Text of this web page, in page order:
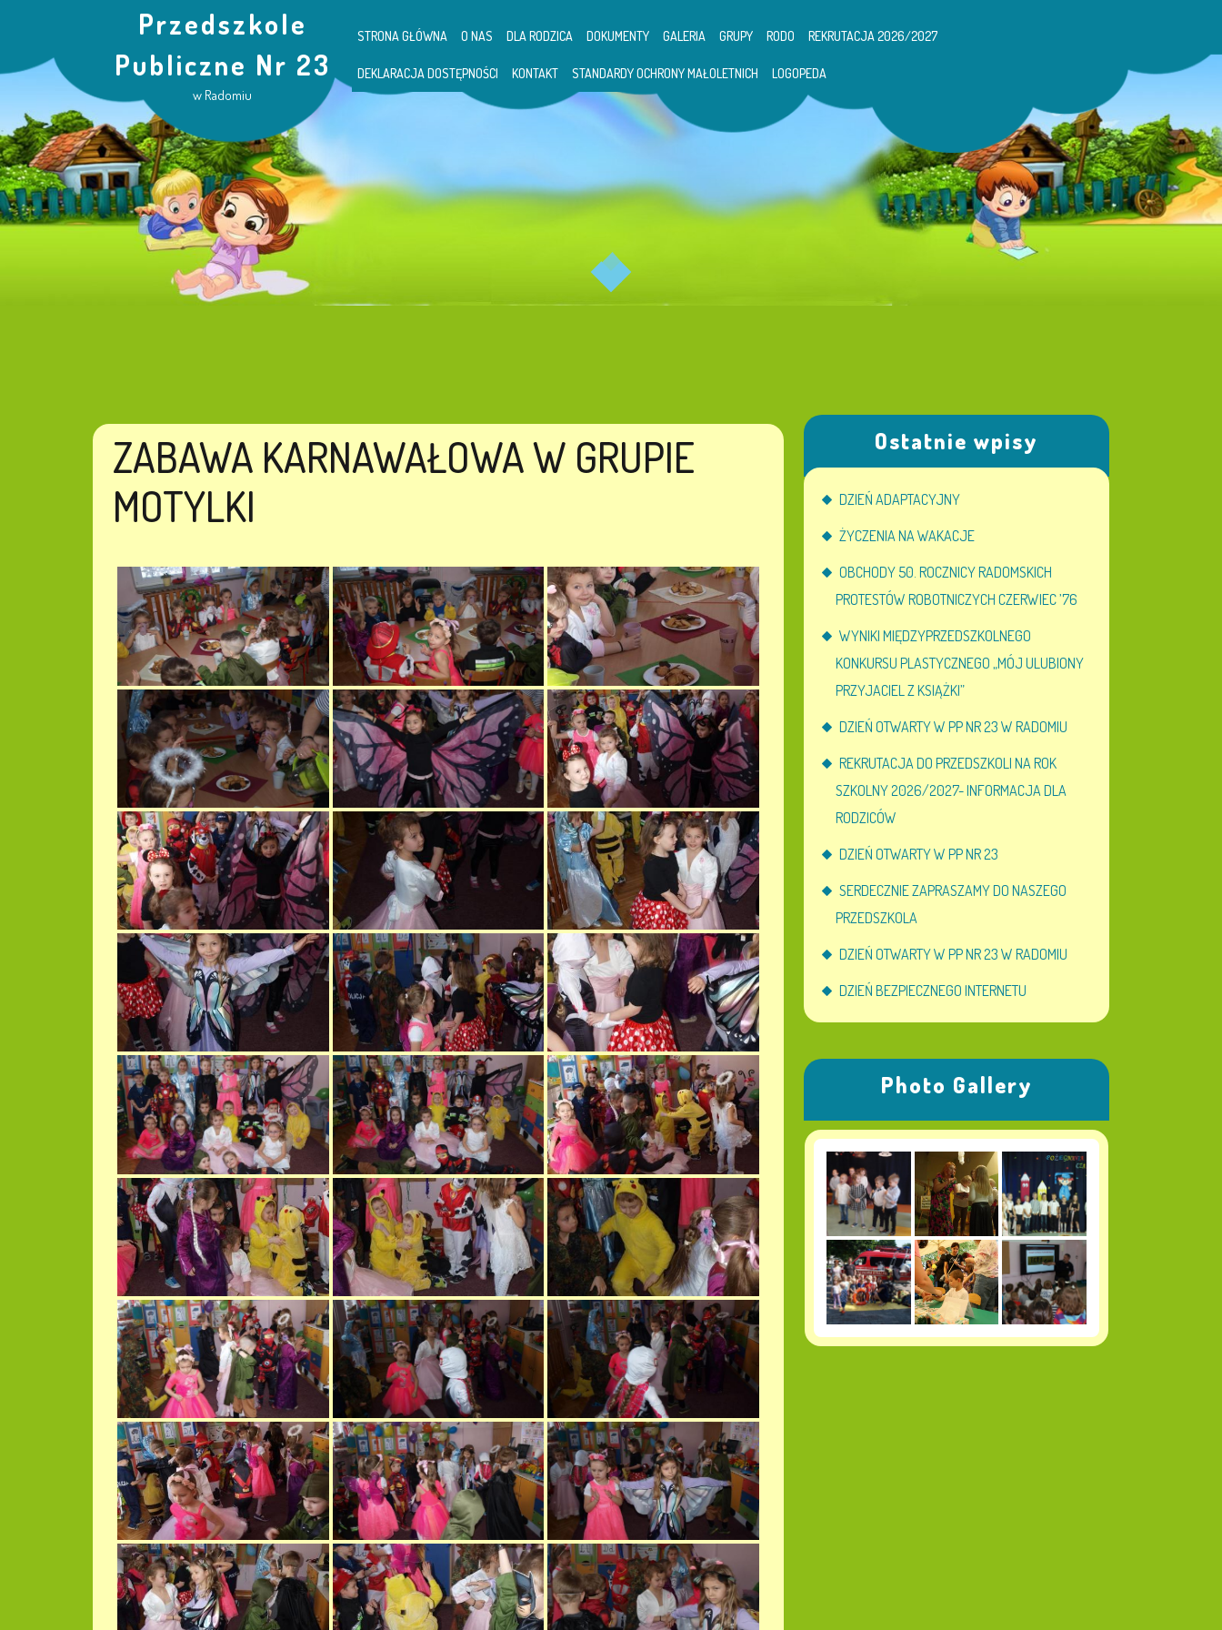
Przedszkole
Publiczne Nr 23
w Radomiu
STRONA GŁÓWNA O NAS DLA RODZICA DOKUMENTY GALERIA GRUPY RODO REKRUTACJA 2026/2027
DEKLARACJA DOSTĘPNOŚCI KONTAKT STANDARDY OCHRONY MAŁOLETNICH LOGOPEDA
ZABAWA KARNAWAŁOWA W GRUPIE
MOTYLKI
Ostatnie wpisy
DZIEŃ ADAPTACYJNY
ŻYCZENIA NA WAKACJE
OBCHODY 50. ROCZNICY RADOMSKICH
PROTESTÓW ROBOTNICZYCH CZERWIEC ’76
WYNIKI MIĘDZYPRZEDSZKOLNEGO
KONKURSU PLASTYCZNEGO „MÓJ ULUBIONY
PRZYJACIEL Z KSIĄŻKI”
DZIEŃ OTWARTY W PP NR 23 W RADOMIU
REKRUTACJA DO PRZEDSZKOLI NA ROK
SZKOLNY 2026/2027- INFORMACJA DLA
RODZICÓW
DZIEŃ OTWARTY W PP NR 23
SERDECZNIE ZAPRASZAMY DO NASZEGO
PRZEDSZKOLA
DZIEŃ OTWARTY W PP NR 23 W RADOMIU
DZIEŃ BEZPIECZNEGO INTERNETU
Photo Gallery